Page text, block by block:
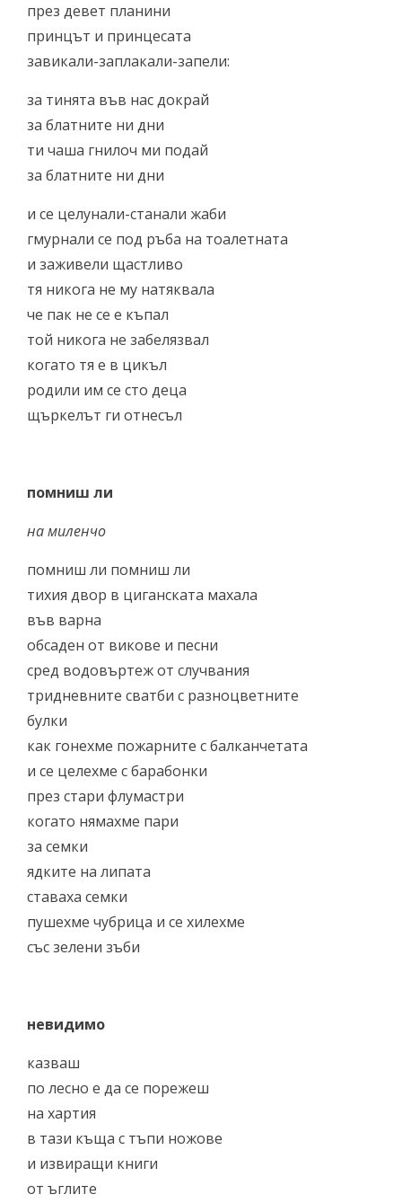
през девет планини
принцът и принцесата
завикали-заплакали-запели:
за тинята във нас докрай
за блатните ни дни
ти чаша гнилоч ми подай
за блатните ни дни
и се целунали-станали жаби
гмурнали се под ръба на тоалетната
и заживели щастливо
тя никога не му натяквала
че пак не се е къпал
той никога не забелязвал
когато тя е в цикъл
родили им се сто деца
щъркелът ги отнесъл
помниш ли
на миленчо
помниш ли помниш ли
тихия двор в циганската махала
във варна
обсаден от викове и песни
сред водовъртеж от случвания
тридневнитe сватби с разноцветните
булки
как гонехме пожарните с балканчетата
и се целехме с барабонки
през стари флумастри
когато нямахме пари
за семки
ядките на липата
ставаха семки
пушехме чубрица и се хилехме
със зелени зъби
невидимо
казваш
по лесно е да се порежеш
на хартия
в тази къща с тъпи ножове
и извиращи книги
от ъглите